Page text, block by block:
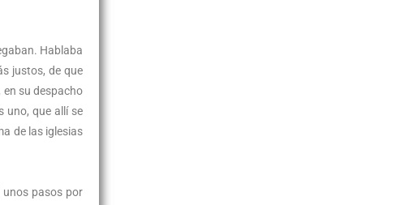
Hablaba
justos, de que
su despacho
uno, que allí se
de las iglesias
unos pasos por